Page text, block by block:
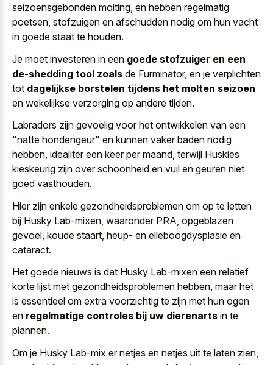
seizoensgebonden molting, en hebben regelmatig
poetsen, stofzuigen en afschudden nodig om hun vacht
in goede staat te houden.
Je moet investeren in een goede stofzuiger en een
de-shedding tool zoals de Furminator, en je verplichten
tot dagelijkse borstelen tijdens het molten seizoen
en wekelijkse verzorging op andere tijden.
Labradors zijn gevoelig voor het ontwikkelen van een
"natte hondengeur" en kunnen vaker baden nodig
hebben, idealiter een keer per maand, terwijl Huskies
kieskeurig zijn over schoonheid en vuil en geuren niet
goed vasthouden.
Hier zijn enkele gezondheidsproblemen om op te letten
bij Husky Lab-mixen, waaronder PRA, opgeblazen
gevoel, koude staart, heup- en elleboogdysplasie en
cataract.
Het goede nieuws is dat Husky Lab-mixen een relatief
korte lijst met gezondheidsproblemen hebben, maar het
is essentieel om extra voorzichtig te zijn met hun ogen
en regelmatige controles bij uw dierenarts in te
plannen.
Om je Husky Lab-mix er netjes en netjes uit te laten zien,